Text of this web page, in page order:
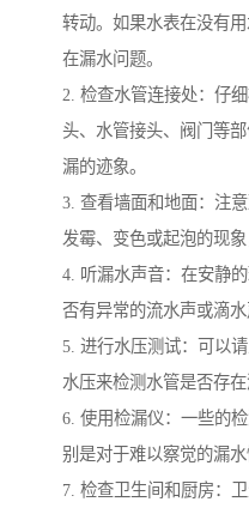
转动。如果水表在没有
在漏水问题。
2. 检查水管连接处：仔
头、水管接头、阀门等
漏的迹象。
3. 查看墙面和地面：注
发霉、变色或起泡的现
4. 听漏水声音：在安静
否有异常的流水声或滴水
5. 进行水压测试：可以
水压来检测水管是否存在
6. 使用检漏仪：一些的
别是对于难以察觉的漏水
7. 检查卫生间和厨房：